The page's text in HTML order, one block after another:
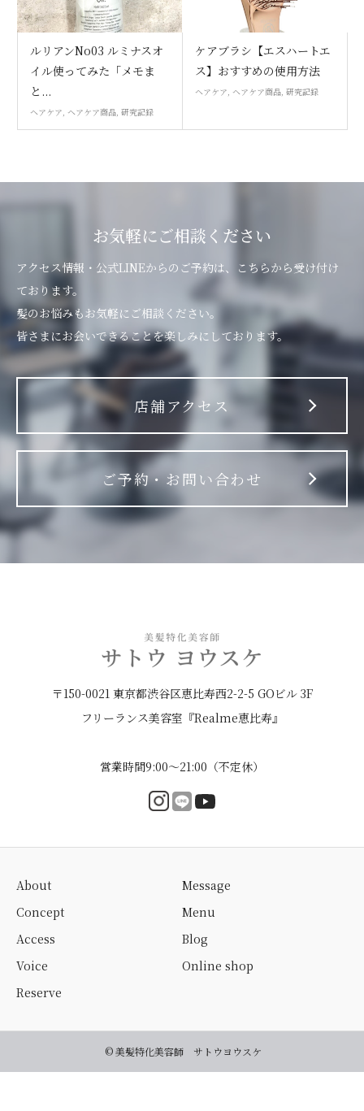
ルリアンNo03 ルミナスオ
イル使ってみた「メモま
と...
ヘアケア ヘアケア商品 研究記録
ケアブラシ【エスハートエ
ス】おすすめの使用方法
ヘアケア ヘアケア商品 研究記録
お気軽にご相談ください
アクセス情報・公式LINEからのご予約は、こちらから受け付け
ております。
髪のお悩みもお気軽にご相談ください。
皆さまにお会いできることを楽しみにしております。
店舗アクセス
ご予約・お問い合わせ
〒150-0021 東京都渋谷区恵比寿西2-2-5 GOビル 3F
フリーランス美容室『Realme恵比寿』
営業時間9:00〜21:00（不定休）
About
Message
Concept
Menu
Access
Blog
Voice
Online shop
Reserve
© 美髪特化美容師 サトウヨウスケ
ご予約・お問い合わせ